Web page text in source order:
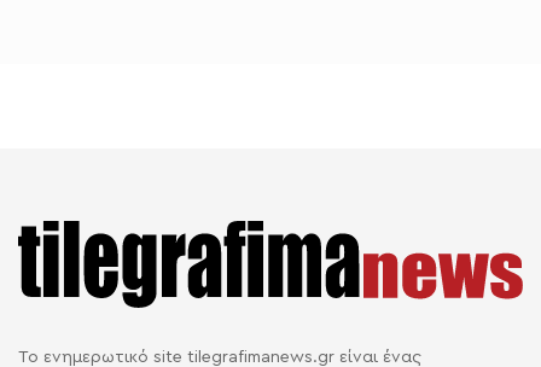
Το ενημερωτικό site tilegrafimanews.gr είναι ένας